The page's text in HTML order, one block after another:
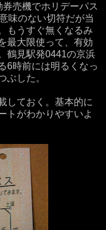
売機でホリデーパス
味のない切符だが当
もうすぐ無くなるみ
最大限使って、有効
鶴見駅発0441の京浜
6時前には明るくなっ
ぶした。
しておく。基本的に
トがわかりやすいよ